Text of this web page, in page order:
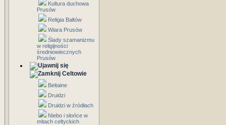
Kultura duchowa
Prusów
Religia Bałtów
Wiara Prusów
Ślady szamanizmu
w religijności
średniowiecznych
Prusów
Celtowie
Beltaine
Druidzi
Druidzi w źródłach
Niebo i słońce w
mitach celtyckich